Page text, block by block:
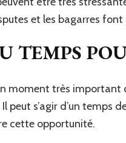
et les bagarres
TEMPS
moment très important
peut s’agir d’un temps
cette opportunité.